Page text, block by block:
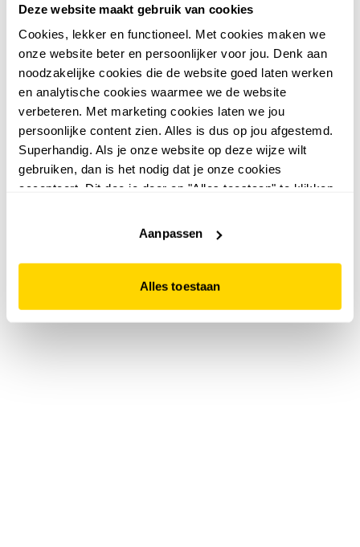
Deze website maakt gebruik van cookies
Cookies, lekker en functioneel. Met cookies maken we
onze website beter en persoonlijker voor jou. Denk aan
noodzakelijke cookies die de website goed laten werken
en analytische cookies waarmee we de website
verbeteren. Met marketing cookies laten we jou
persoonlijke content zien. Alles is dus op jou afgestemd.
Superhandig. Als je onze website op deze wijze wilt
gebruiken, dan is het nodig dat je onze cookies
accepteert. Dit doe je door op "Alles toestaan" te klikken.
website niet optimaal functioneert.
Aanpassen
Alles toestaan